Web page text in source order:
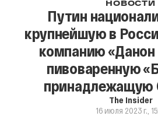
НОВОСТИ
Путин
крупнейшую в
компанию «Данон
пивоваренную
принадлежащую
The Insider
16 июля 2023 г.,